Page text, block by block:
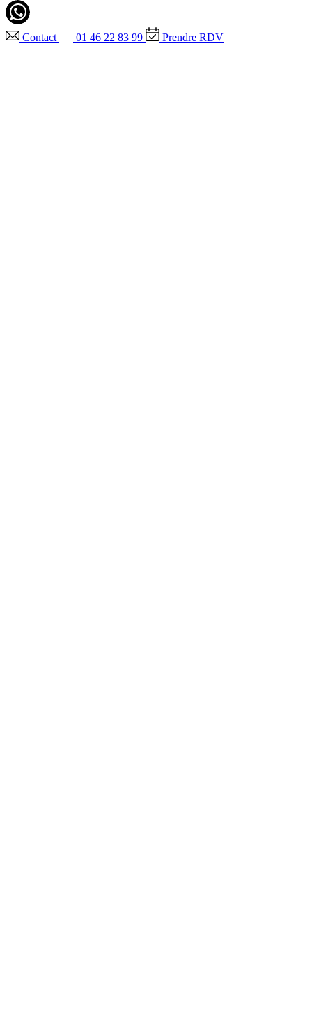
Contact 01 46 22 83 99 Prendre RDV